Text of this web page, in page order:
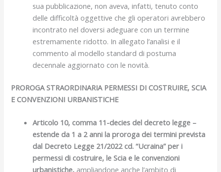
sua pubblicazione, non aveva, infatti, tenuto conto
delle difficoltà oggettive che gli operatori avrebbero
incontrato nel doversi adeguare con un termine
estremamente ridotto. In allegato l’analisi e il
commento al modello standard di postuma
decennale aggiornato con le novità.
PROROGA STRAORDINARIA PERMESSI DI COSTRUIRE, SCIA
E CONVENZIONI URBANISTICHE
Articolo 10, comma 11-decies del decreto legge –
estende da 1 a 2 anni la proroga dei termini prevista
dal Decreto Legge 21/2022 cd. “Ucraina” per i
permessi di costruire, le Scia e le convenzioni
urbanistiche, ampliandone anche l’ambito di